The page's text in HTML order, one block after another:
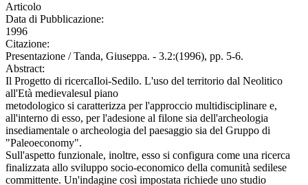
Articolo
Data di Pubblicazione:
1996
Citazione:
Presentazione / Tanda, Giuseppa. - 3.2:(1996), pp. 5-6.
Abstract:
Il Progetto di ricercaIloi-Sedilo. L'uso del territorio dal Neolitico
all'Età medievalesul piano
metodologico si caratterizza per l'approccio multidisciplinare e,
all'interno di esso, per l'adesione al filone sia dell'archeologia
insediamentale o archeologia del paesaggio sia del Gruppo di
"Paleoeconomy".
Sull'aspetto funzionale, inoltre, esso si configura come una ricerca
finalizzata allo sviluppo socio-economico della comunità sedilese
committente. Un'indagine così impostata richiede uno studio